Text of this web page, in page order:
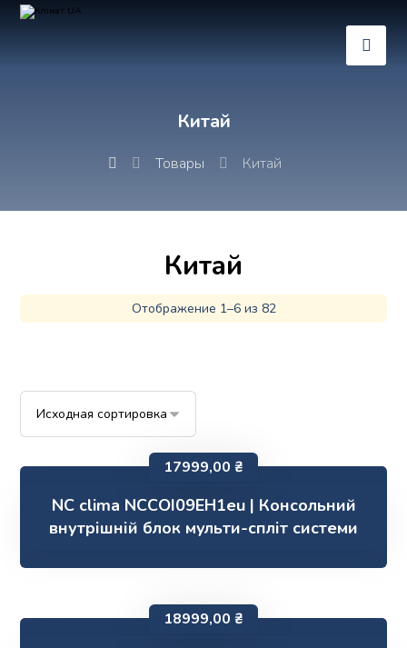
Китай
Товары Китай
Китай
Отображение 1–6 из 82
NC clima NCCOI09EH1eu | Консольний
внутрішній блок мульти-спліт системи
17999,00 ₴
18999,00 ₴